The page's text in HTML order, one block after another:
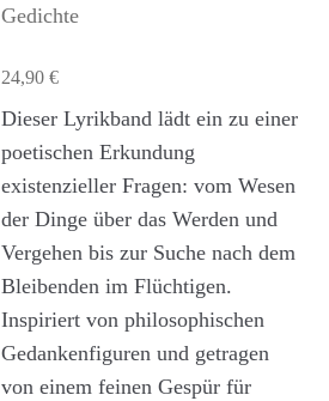
c
c
o
u
Gedichte
24,90 €
Dieser Lyrikband lädt ein zu einer
poetischen Erkundung
existenzieller Fragen: vom Wesen
der Dinge über das Werden und
Vergehen bis zur Suche nach dem
Bleibenden im Flüchtigen.
Inspiriert von philosophischen
Gedankenfiguren und getragen
von einem feinen Gespür für